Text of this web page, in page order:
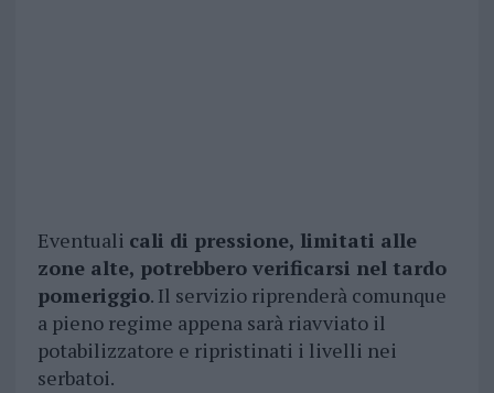
Eventuali cali di pressione, limitati alle
zone alte, potrebbero verificarsi nel tardo
pomeriggio. Il servizio riprenderà comunque
a pieno regime appena sarà riavviato il
potabilizzatore e ripristinati i livelli nei
serbatoi.